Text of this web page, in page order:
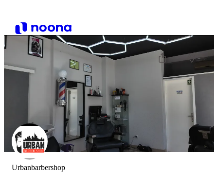
Urbanbarbershop